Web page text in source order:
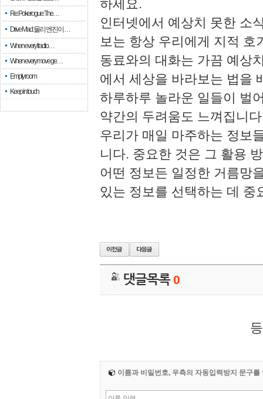
Re: Pokerogue: The…
Drive Mad: 물리 엔진이 …
When every fractio…
When every move ge…
Empty room
Keep in touch
하세요.
인터넷에서 예상치 못한 소
보는 항상 우리에게 지적 호
동료와의 대화는 가끔 예상
에서 세상을 바라보는 법을
하루하루 놀라운 일들이 벌
약간의 두려움도 느껴집니
우리가 매일 마주하는 정보
니다. 중요한 것은 그 활용
어떤 정보든 일정한 거름망
있는 정보를 선택하는 데 중
댓글목록0
이름과 비밀번호, 우측의 자동입력방지 문구를